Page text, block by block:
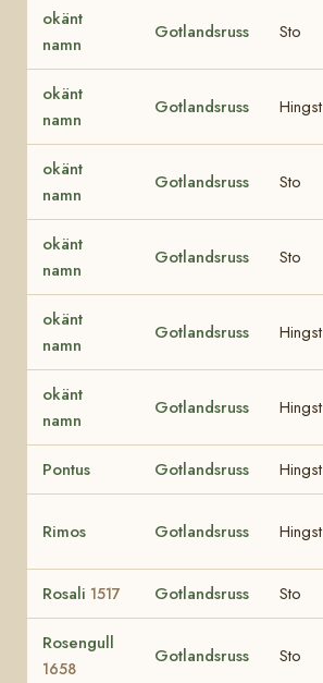
okänt
namn
Gotlandsruss Sto
okänt
namn
Gotlandsruss Hingst
okänt
namn
Gotlandsruss Sto
okänt
namn
Gotlandsruss Sto
okänt
namn
Gotlandsruss Hingst
okänt
namn
Gotlandsruss Hingst
Pontus Gotlandsruss Hingst
Rimos Gotlandsruss Hingst
Rosali 1517 Gotlandsruss Sto
Rosengull
1658
Gotlandsruss Sto